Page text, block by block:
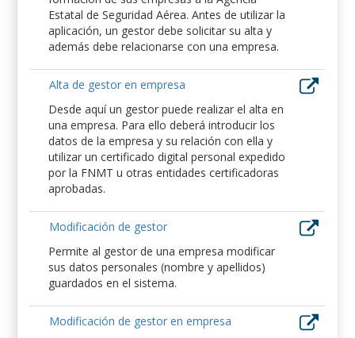
Estatal de Seguridad Aérea. Antes de utilizar la
aplicación, un gestor debe solicitar su alta y
además debe relacionarse con una empresa.
Alta de gestor en empresa
Desde aquí un gestor puede realizar el alta en
una empresa. Para ello deberá introducir los
datos de la empresa y su relación con ella y
utilizar un certificado digital personal expedido
por la FNMT u otras entidades certificadoras
aprobadas.
Modificación de gestor
Permite al gestor de una empresa modificar
sus datos personales (nombre y apellidos)
guardados en el sistema.
Modificación de gestor en empresa